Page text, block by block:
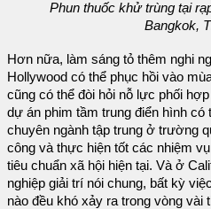
Phun thuốc khử trùng tại
Bangkok,
Hơn nữa, làm sáng tỏ thêm nghi
Hollywood có thể phục hồi vào
cũng có thể đòi hỏi nỗ lực phối
dự án phim tầm trung điển hình có
chuyên ngành tập trung ở trường
công và thực hiện tốt các nhiệm
tiêu chuẩn xã hội hiện tại. Và ở
nghiệp giải trí nói chung, bất kỳ
nào đều khó xảy ra trong vòng